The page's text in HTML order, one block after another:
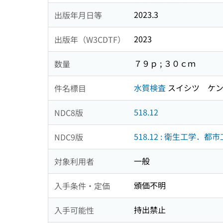
出版年月日等 2023.3
出版年（W3CDTF） 2023
数量 ７９ｐ ; ３０ｃｍ
件名標目 水質検査 スイシツ ケ
NDC8版 518.12
NDC9版 518.12 : 衛生工学．都市
対象利用者 一般
入手条件・定価 頒価不明
入手可能性 持出禁止